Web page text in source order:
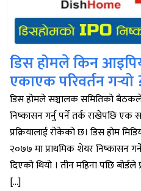
डिस होमले किन
एकाएक परिवर्तन गर्‍यो
डिस होमले सञ्चालक समितिको
निष्कासन गर्नु पर्ने तर्क राखेपछि
प्रक्रियालाई रोकेको छ। डिस होम
२०७७ मा प्राथमिक शेयर निष्कासन
दिएको थियो । तीन महिना पछि
[…]